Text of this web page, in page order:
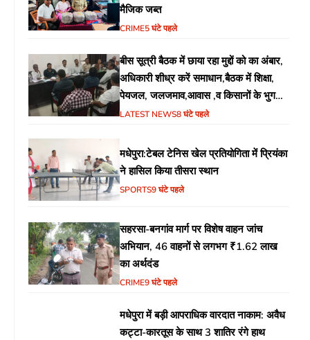
मैजिक जब्त
CRIME5 घंटे पहले
बीस सूत्री बैठक में छाया रहा मुद्दों को का अंबार,
अधिकारी शीध्र करें समाधान,बैठक में शिक्षा,
पेयजल, जलजमाव,आवास ,व किसानों के भुगतान
का उठा मुद्दा
LATEST NEWS8 घंटे पहले
मधेपुरा:टेबल टेनिस खेल प्रतियोगिता में प्रियंका
ने हासिल किया तीसरा स्थान
SPORTS9 घंटे पहले
सहरसा-बनगांव मार्ग पर विशेष वाहन जांच
अभियान, 46 वाहनों से लगभग ₹1.62 लाख
का अर्थदंड
CRIME9 घंटे पहले
मधेपुरा में बड़ी आपराधिक वारदात नाकाम: अवैध
कट्टा-कारतूस के साथ 3 शातिर रंगे हाथ